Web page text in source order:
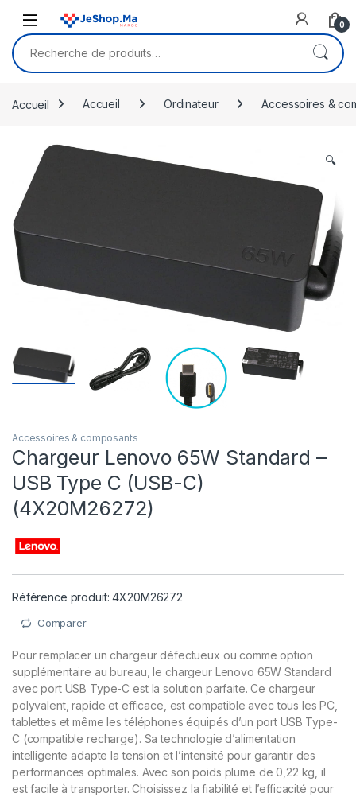
0
Recherche pour :
Accueil Accueil Ordinateur Accessoires &
🔍
Accessoires & composants
Chargeur Lenovo 65W Standard –
USB Type C (USB-C)
(4X20M26272)
Référence produit: 4X20M26272
Comparer
Pour remplacer un chargeur défectueux ou comme option
supplémentaire au bureau, le chargeur Lenovo 65W Standard
avec port USB Type-C est la solution parfaite. Ce chargeur
polyvalent, rapide et efficace, est compatible avec tous les PC,
tablettes et même les téléphones équipés d’un port USB Type-
C (compatible recharge). Sa technologie d’alimentation
intelligente adapte la tension et l’intensité pour garantir des
performances optimales. Avec son poids plume de 0,22 kg, il
est facile à transporter. Choisissez la fiabilité et l’efficacité pour